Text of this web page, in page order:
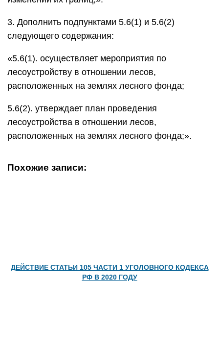
3. Дополнить подпунктами 5.6(1) и 5.6(2)
следующего содержания:
«5.6(1). осуществляет мероприятия по
лесоустройству в отношении лесов,
расположенных на землях лесного фонда;
5.6(2). утверждает план проведения
лесоустройства в отношении лесов,
расположенных на землях лесного фонда;».
Похожие записи:
ДЕЙСТВИЕ СТАТЬИ 105 ЧАСТИ 1 УГОЛОВНОГО КОДЕКСА
РФ В 2020 ГОДУ